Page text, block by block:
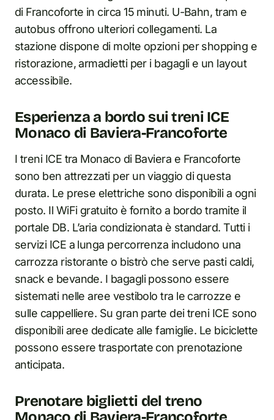
di Francoforte in circa 15 minuti. U-Bahn, tram e
autobus offrono ulteriori collegamenti. La
stazione dispone di molte opzioni per shopping e
ristorazione, armadietti per i bagagli e un layout
accessibile.
Esperienza a bordo sui treni ICE
Monaco di Baviera-Francoforte
I treni ICE tra Monaco di Baviera e Francoforte
sono ben attrezzati per un viaggio di questa
durata. Le prese elettriche sono disponibili a ogni
posto. Il WiFi gratuito è fornito a bordo tramite il
portale DB. L’aria condizionata è standard. Tutti i
servizi ICE a lunga percorrenza includono una
carrozza ristorante o bistrò che serve pasti caldi,
snack e bevande. I bagagli possono essere
sistemati nelle aree vestibolo tra le carrozze e
sulle cappelliere. Su gran parte dei treni ICE sono
disponibili aree dedicate alle famiglie. Le biciclette
possono essere trasportate con prenotazione
anticipata.
Prenotare biglietti del treno